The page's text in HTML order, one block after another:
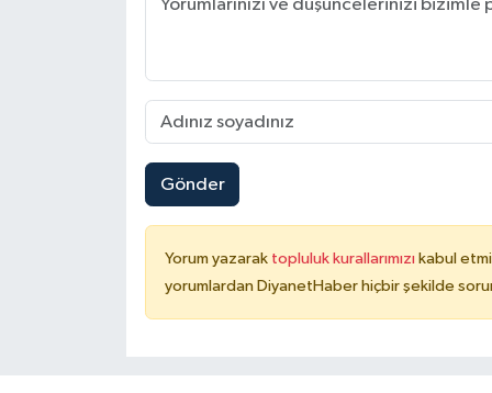
Gönder
Yorum yazarak topluluk kurallarımızı kabul
yorumlardan DiyanetHaber hiçbir şekilde
Kayseri Müftülüğü
Kırıkkale Müftülüğü
Kırklareli Müftülüğü
Kırşehir Müftülüğü